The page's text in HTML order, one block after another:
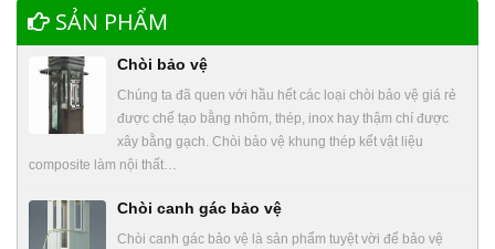
SẢN PHẨM
Chòi bảo vệ
Chúng ta đã quen với hầu hết các loại chòi bảo vệ giá rẻ
được chế tạo bằng nhôm, thép, inox hay thậm chí được
xây bằng gạch. Chòi bảo vệ khung thép kết vật liệu
composite làm nội thất…
Chòi canh gác bảo vệ
Chòi canh gác bảo vệ là sản phẩm tuyệt vời để bảo vệ